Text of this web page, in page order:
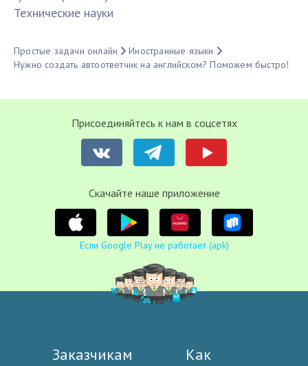
Технические науки
Простые задачи онлайн
Иностранные языки
Нужно создать автоответчик на английском? Поможем быстро!
Присоединяйтесь к нам в соцсетях
Cкачайте наше приложение
Если Google Play не работает (apk)
Заказчикам
Как